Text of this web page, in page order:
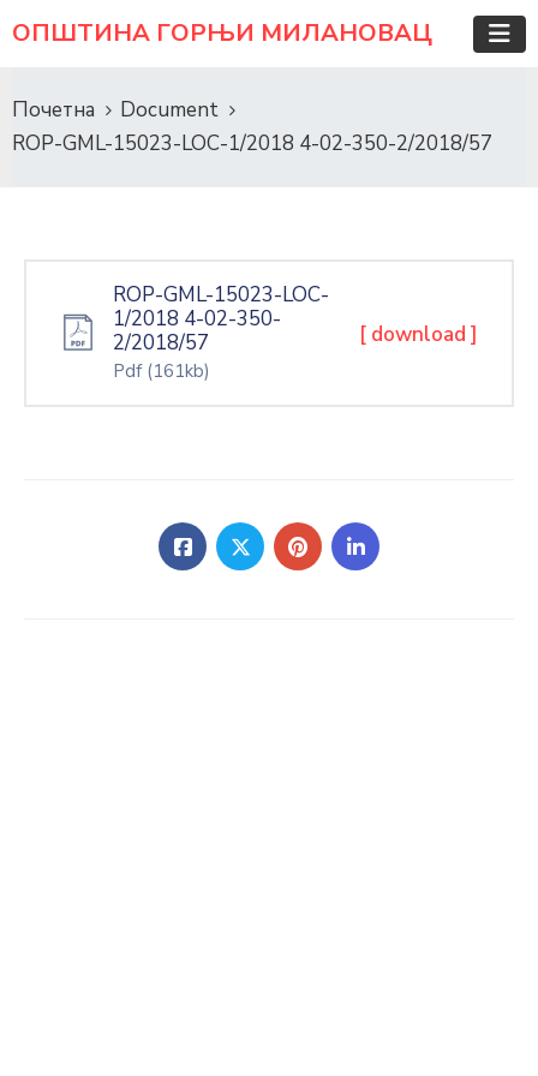
ОПШТИНА ГОРЊИ МИЛАНОВАЦ
Почетна
Document
ROP-GML-15023-LOC-1/2018 4-02-350-2/2018/57
ROP-GML-15023-LOC-
1/2018 4-02-350-
2/2018/57
Pdf (161kb)
[ download ]